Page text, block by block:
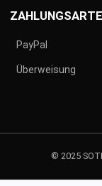
PayPal
Überweisung
© 2025